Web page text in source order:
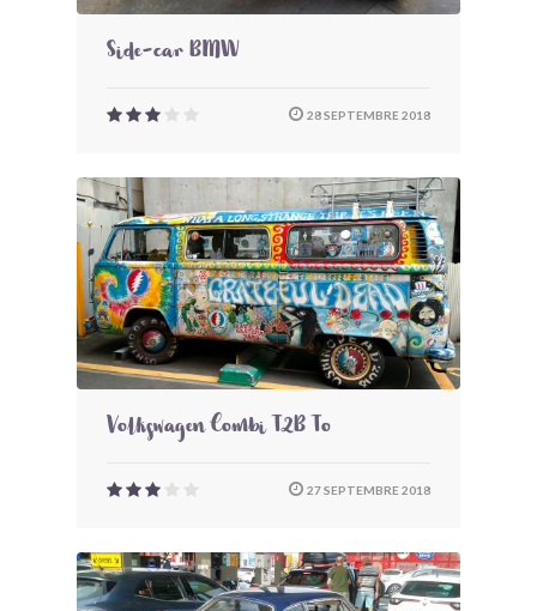
Side-car BMW
28 SEPTEMBRE 2018
Volkswagen Combi T2B To
27 SEPTEMBRE 2018